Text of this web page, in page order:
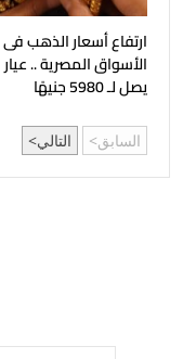
ارتفاع أسعار الذهب فى
يصل لـ 5980 جنيهًا
السابق التالي